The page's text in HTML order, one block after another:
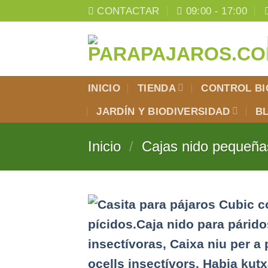
sitio
CONTACTAR 09:00 - 17:00
INICIO TIENDA CONTROL
JARDÍN Y BIODIVERSIDAD
Inicio / Cajas nido